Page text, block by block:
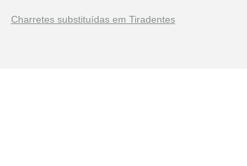
Charretes substituídas em Tiradentes